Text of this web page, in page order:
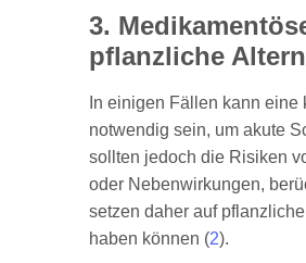
3.
pflanzliche
In einigen Fällen kann
notwendig sein, um akute
sollten jedoch die Risiken
oder Nebenwirkungen,
setzen daher auf
haben können (2).